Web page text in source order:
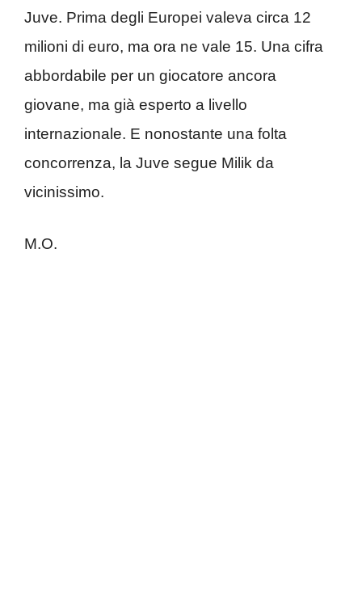
Juve. Prima degli Europei valeva circa 12
milioni di euro, ma ora ne vale 15. Una cifra
abbordabile per un giocatore ancora
giovane, ma già esperto a livello
internazionale. E nonostante una folta
concorrenza, la Juve segue Milik da
vicinissimo.
M.O.